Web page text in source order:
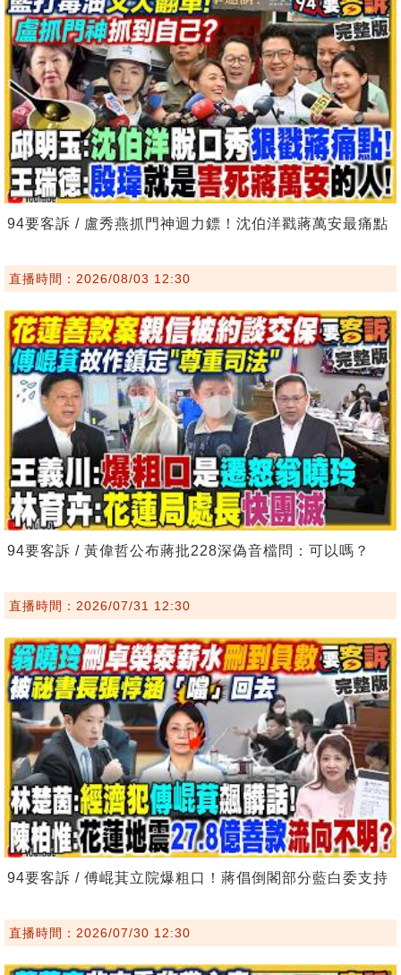
94要客訴 / 盧秀燕抓門神迴力鏢！沈伯洋戳蔣萬安最痛點
直播時間：2026/08/03 12:30
94要客訴 / 黃偉哲公布蔣批228深偽音檔問：可以嗎？
直播時間：2026/07/31 12:30
94要客訴 / 傅崐萁立院爆粗口！蔣倡倒閣部分藍白委支持
直播時間：2026/07/30 12:30